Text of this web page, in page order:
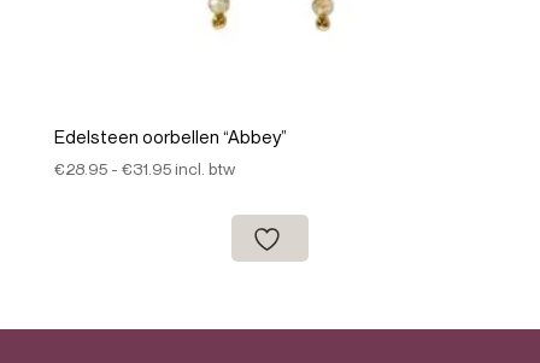
Edelsteen oorbellen “Abbey”
€28.95 - €31.95Prijsklasse:
incl. btw